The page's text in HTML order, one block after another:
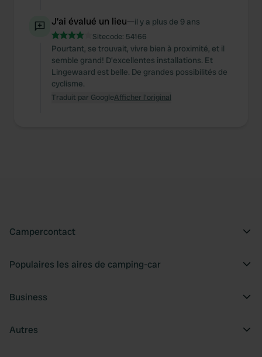
J'ai évalué un lieu—il y a plus de 9 ans
Sitecode: 54166
Pourtant, se trouvait, vivre bien à proximité, et il
semble grand! D'excellentes installations. Et
Lingewaard est belle. De grandes possibilités de
cyclisme.
Traduit par GoogleAfficher l'original
Campercontact
Populaires les aires de camping-car
Business
Autres